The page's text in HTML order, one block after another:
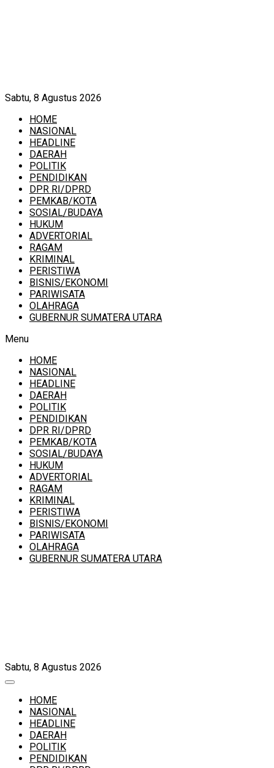
Sabtu, 8 Agustus 2026
HOME
NASIONAL
HEADLINE
DAERAH
POLITIK
PENDIDIKAN
DPR RI/DPRD
PEMKAB/KOTA
SOSIAL/BUDAYA
HUKUM
ADVERTORIAL
RAGAM
KRIMINAL
PERISTIWA
BISNIS/EKONOMI
PARIWISATA
OLAHRAGA
GUBERNUR SUMATERA UTARA
Menu
HOME
NASIONAL
HEADLINE
DAERAH
POLITIK
PENDIDIKAN
DPR RI/DPRD
PEMKAB/KOTA
SOSIAL/BUDAYA
HUKUM
ADVERTORIAL
RAGAM
KRIMINAL
PERISTIWA
BISNIS/EKONOMI
PARIWISATA
OLAHRAGA
GUBERNUR SUMATERA UTARA
Sabtu, 8 Agustus 2026
HOME
NASIONAL
HEADLINE
DAERAH
POLITIK
PENDIDIKAN